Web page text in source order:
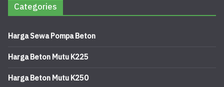
Categories
Harga Sewa Pompa Beton
Harga Beton Mutu K225
Harga Beton Mutu K250